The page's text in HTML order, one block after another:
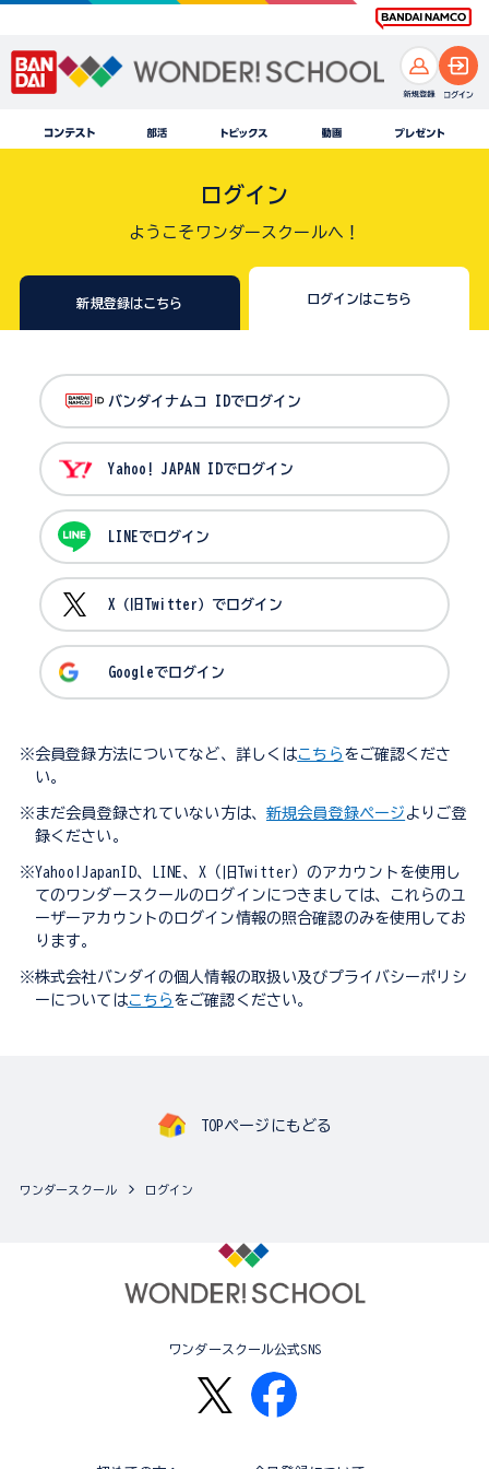
ログイン
ようこそワンダースクールへ！
新規登録はこちら ログインはこちら
バンダイナムコ IDでログイン
Yahoo! JAPAN IDでログイン
LINEでログイン
X（旧Twitter）でログイン
Googleでログイン
※会員登録方法についてなど、詳しくはこちら をご確認くださ
い。
※まだ会員登録されていない方は、 新規会員登録ページ よりご登
録ください。
※Yahoo!JapanID、LINE、X（旧Twitter）のアカウントを使用し
てのワンダースクールのログインにつきましては、これらのユ
ーザーアカウントのログイン情報の照合確認のみを使用してお
ります。
※株式会社バンダイの個人情報の取扱い及びプライバシーポリシ
ーについてはこちら をご確認ください。
TOPページにもどる
ワンダースクール ログイン
ワンダースクール公式SNS